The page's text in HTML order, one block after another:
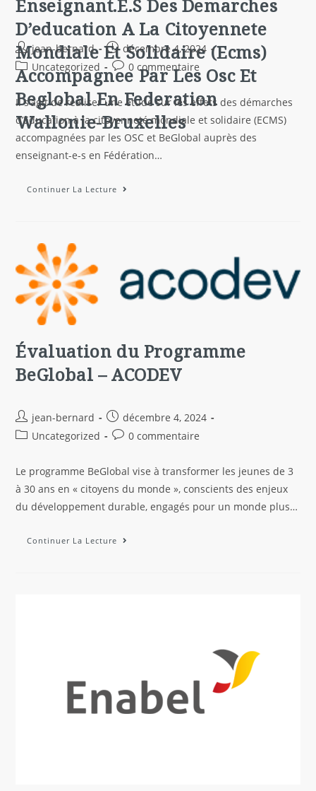
Enseignant.E.S Des Demarches
D’education A La Citoyennete
Mondiale Et Solidaire (Ecms)
Accompagnee Par Les Osc Et
Beglobal En Federation
Wallonie-Bruxelles
jean-bernard
décembre 4, 2024
Uncategorized
0 commentaire
Il s’agit de réaliser une étude sur les effets des démarches
d’Education à la citoyenneté mondiale et solidaire (ECMS)
accompagnées par les OSC et BeGlobal auprès des
enseignant-e-s en Fédération…
Continuer La Lecture
Évaluation du Programme
BeGlobal – ACODEV
jean-bernard
décembre 4, 2024
Uncategorized
0 commentaire
Le programme BeGlobal vise à transformer les jeunes de 3
à 30 ans en « citoyens du monde », conscients des enjeux
du développement durable, engagés pour un monde plus…
Continuer La Lecture